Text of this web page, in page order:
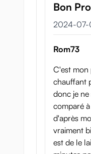
Bon
3 juli 2024
2024-07-
Rom73
C'est mon
chauffant
donc je ne
comparé
d'après
vraiment
est de le